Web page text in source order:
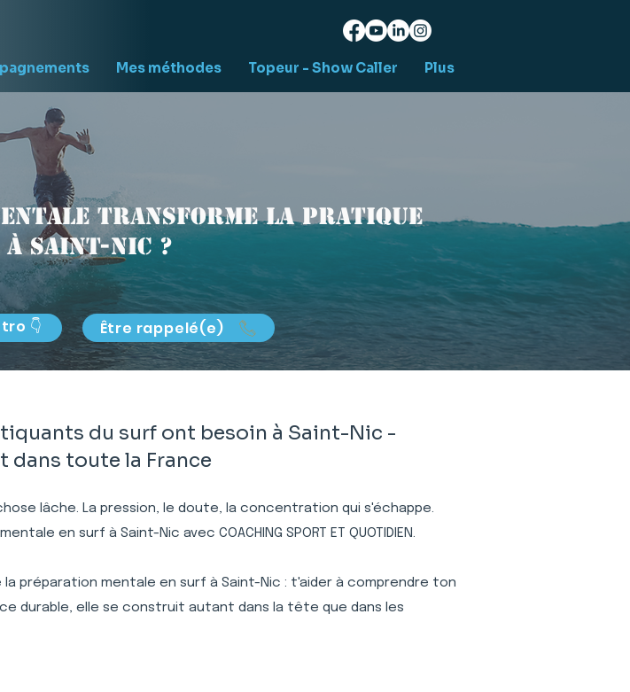
Mes méthodes Topeur - Show Caller Plus
transforme la pratique
Saint-Nic ?
👇 Être rappelé(e)
du surf ont besoin à Saint-Nic -
dans toute la France
lâche. La pression, le doute, la concentration qui s'échappe.
en surf à Saint-Nic avec COACHING SPORT ET QUOTIDIEN.
préparation mentale en surf à Saint-Nic : t'aider à comprendre ton
durable, elle se construit autant dans la tête que dans les